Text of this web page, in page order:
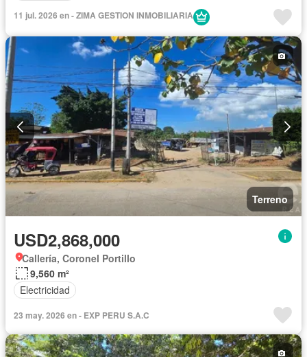
11 jul. 2026 en - ZIMA GESTION INMOBILIARIA
Terreno
USD2,868,000
Callería, Coronel Portillo
9,560 m²
Electricidad
23 may. 2026 en - EXP PERU S.A.C